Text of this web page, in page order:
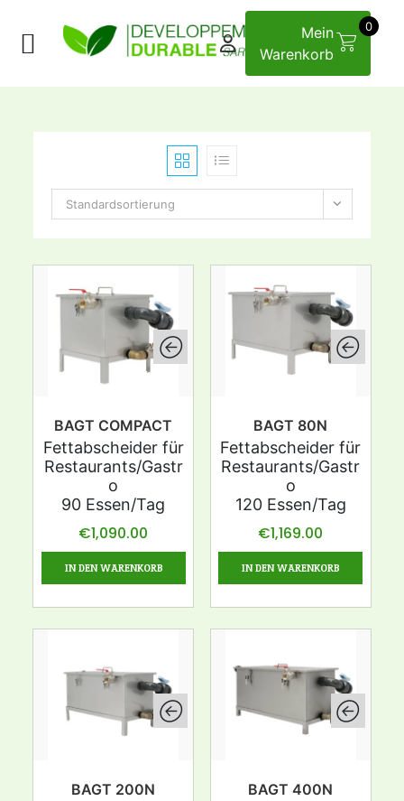
Mein
Warenkorb
0
Standardsortierung
BAGT COMPACT
Fettabscheider für
Restaurants/Gastr
o
90 Essen/Tag
€1,090.00
IN DEN WARENKORB
BAGT 80N
Fettabscheider für
Restaurants/Gastr
o
120 Essen/Tag
€1,169.00
IN DEN WARENKORB
BAGT 200N BAGT 400N